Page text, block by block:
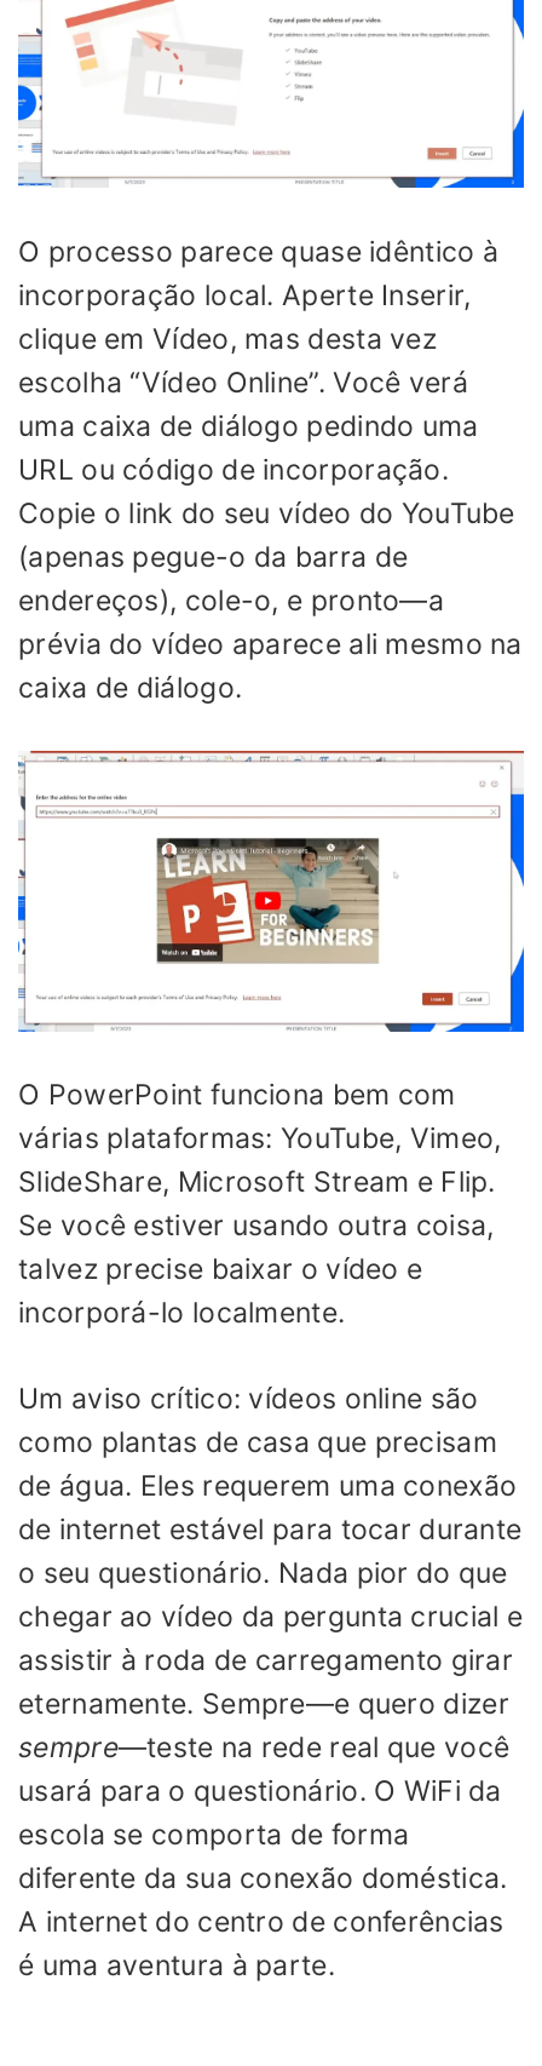
O processo parece quase idêntico à
incorporação local. Aperte Inserir,
clique em Vídeo, mas desta vez
escolha “Vídeo Online”. Você verá
uma caixa de diálogo pedindo uma
URL ou código de incorporação.
Copie o link do seu vídeo do YouTube
(apenas pegue-o da barra de
endereços), cole-o, e pronto—a
prévia do vídeo aparece ali mesmo na
caixa de diálogo.
O PowerPoint funciona bem com
várias plataformas: YouTube, Vimeo,
SlideShare, Microsoft Stream e Flip.
Se você estiver usando outra coisa,
talvez precise baixar o vídeo e
incorporá-lo localmente.
Um aviso crítico: vídeos online são
como plantas de casa que precisam
de água. Eles requerem uma conexão
de internet estável para tocar durante
o seu questionário. Nada pior do que
chegar ao vídeo da pergunta crucial e
assistir à roda de carregamento girar
eternamente. Sempre—e quero dizer
sempre—teste na rede real que você
usará para o questionário. O WiFi da
escola se comporta de forma
diferente da sua conexão doméstica.
A internet do centro de conferências
é uma aventura à parte.